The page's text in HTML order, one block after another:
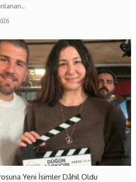
Yeni İsimler Dâhil Oldu